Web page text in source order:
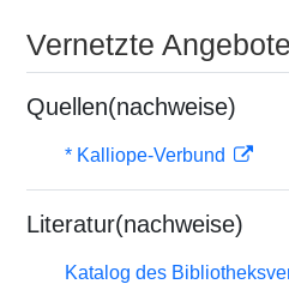
Vernetzte Angebote
Quellen(nachweise)
* Kalliope-Verbund
Literatur(nachweise)
Katalog des